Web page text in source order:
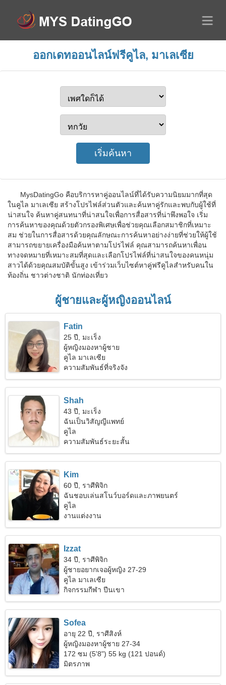
ออกเดทออนไลน์ฟรีคูไล, มาเลเซีย
MysDatingGo คือบริการหาคู่ออนไลน์ที่ได้รับความนิยมมากที่สุด
ในคูไล มาเลเซีย สร้างโปรไฟล์ส่วนตัวและค้นหาคู่รักและพบกับผู้ใช้ที่
น่าสนใจ ค้นหาคู่สนทนาที่น่าสนใจเพื่อการสื่อสารที่น่าพึงพอใจ เริ่ม
การค้นหาของคุณด้วยตัวกรองพิเศษเพื่อช่วยคุณเลือกสมาชิกที่เหมาะ
สม ช่วยในการสื่อสารด้วยคุณลักษณะการค้นหาอย่างง่ายที่ช่วยให้ผู้ใช้
สามารถขยายเครื่องมือค้นหาตามโปรไฟล์ คุณสามารถค้นหาเพื่อน
ทางจดหมายที่เหมาะสมที่สุดและเลือกโปรไฟล์ที่น่าสนใจของคนหนุ่ม
สาวได้ด้วยคุณสมบัติขั้นสูง เข้าร่วมเว็บไซต์หาคู่ฟรีคูไลสำหรับคนใน
ท้องถิ่น ชาวต่างชาติ นักท่องเที่ยว
ผู้ชายและผู้หญิงออนไลน์
Fatin
25 ปี, มะเร็ง
ผู้หญิงมองหาผู้ชาย
คูไล มาเลเซีย
ความสัมพันธ์ที่จริงจัง
Shah
43 ปี, มะเร็ง
ฉันเป็นวิสัญญีแพทย์
คูไล
ความสัมพันธ์ระยะสั้น
Kim
60 ปี, ราศีพิจิก
ฉันชอบเล่นสโนว์บอร์ดและภาพยนตร์
คูไล
งานแต่งงาน
Izzat
34 ปี, ราศีพิจิก
ผู้ชายอยากเจอผู้หญิง 27-29
คูไล มาเลเซีย
กิจกรรมกีฬา ปีนเขา
Sofea
อายุ 22 ปี, ราศีสิงห์
ผู้หญิงมองหาผู้ชาย 27-34
172 ซม (5'8") 55 kg (121 ปอนด์)
มิตรภาพ